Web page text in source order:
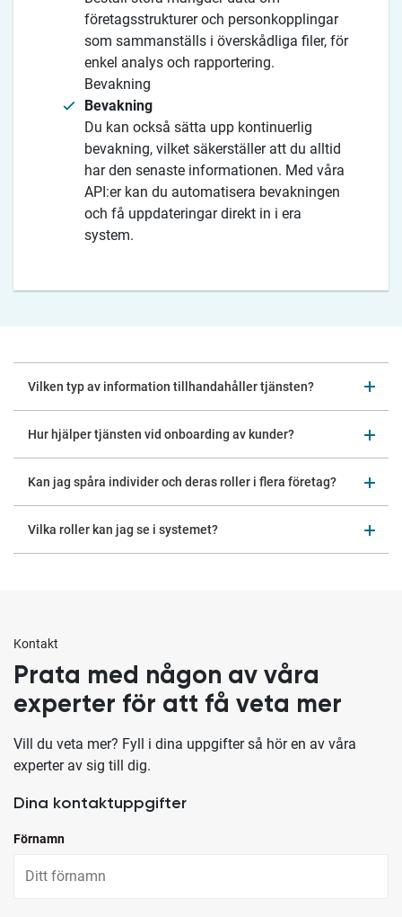
företagsstrukturer och personkopplingar
som sammanställs i överskådliga filer, för
enkel analys och rapportering.
Bevakning
Bevakning
Du kan också sätta upp kontinuerlig
bevakning, vilket säkerställer att du alltid
har den senaste informationen. Med våra
API:er kan du automatisera bevakningen
och få uppdateringar direkt in i era
system.
Vilken typ av information tillhandahåller tjänsten?
Hur hjälper tjänsten vid onboarding av kunder?
Kan jag spåra individer och deras roller i flera företag?
Vilka roller kan jag se i systemet?
Kontakt
Prata med någon av våra
experter för att få veta mer
Vill du veta mer? Fyll i dina uppgifter så hör en av våra
experter av sig till dig.
Dina kontaktuppgifter
Förnamn